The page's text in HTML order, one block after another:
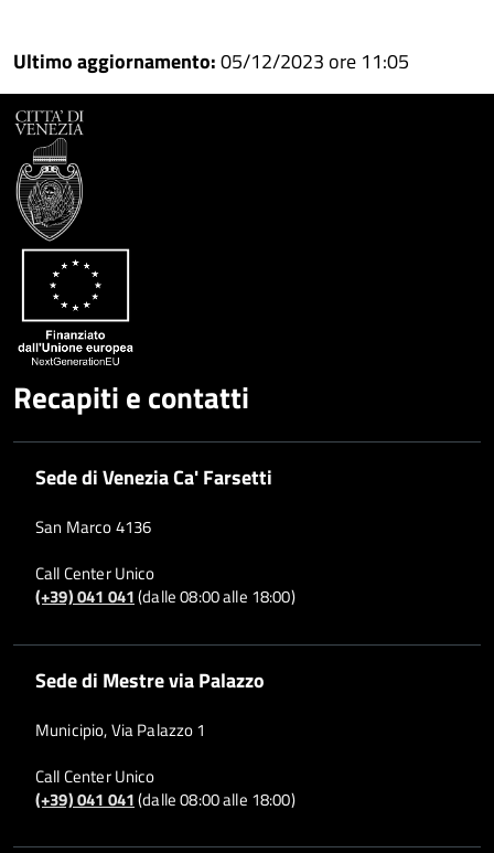
su
Facebook
Condividi
su
Condividi
Ultimo aggiornamento:05/12/2023 ore 11:05
Recapiti e contatti
Sede di Venezia Ca' Farsetti
San Marco 4136
Call Center Unico
(+39) 041 041(dalle 08:00 alle 18:00)
Sede di Mestre via Palazzo
Municipio, Via Palazzo 1
Call Center Unico
(+39) 041 041(dalle 08:00 alle 18:00)